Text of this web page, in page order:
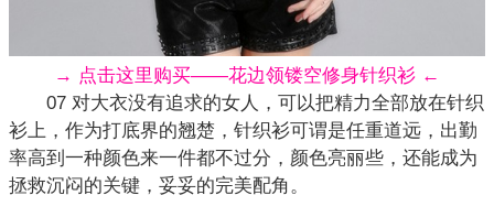
→ 点击这里购买——花边领镂空修身针织衫 ←
07 对大衣没有追求的女人，可以把精力全部放在针织
衫上，作为打底界的翘楚，针织衫可谓是任重道远，出勤
率高到一种颜色来一件都不过分，颜色亮丽些，还能成为
拯救沉闷的关键，妥妥的完美配角。